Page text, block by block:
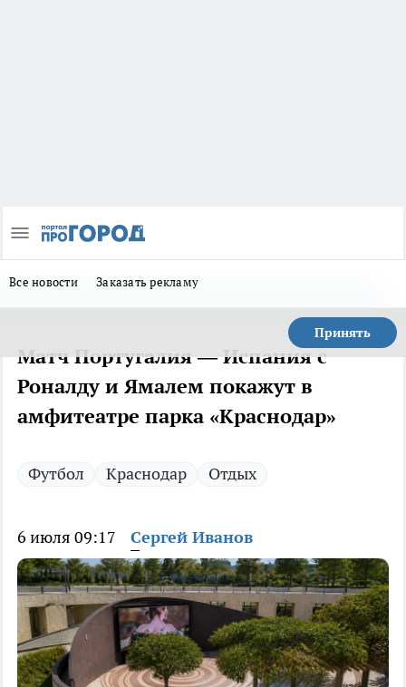
Все новости Заказать рекламу
Принять
Матч Португалия — Испания с
Роналду и Ямалем покажут в
амфитеатре парка «Краснодар»
Футбол Краснодар Отдых
6 июля 09:17 Сергей Иванов